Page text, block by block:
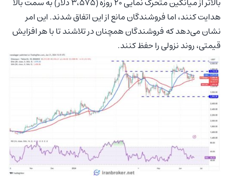
هدایت کنند، اما فروشندگان مانع از این اتفاق شدند. این امر
نشان می‌دهد که فروشندگان همچنان در تلاشند تا با هر افزایش
قیمتی، روند نزولی را حفظ کنند.